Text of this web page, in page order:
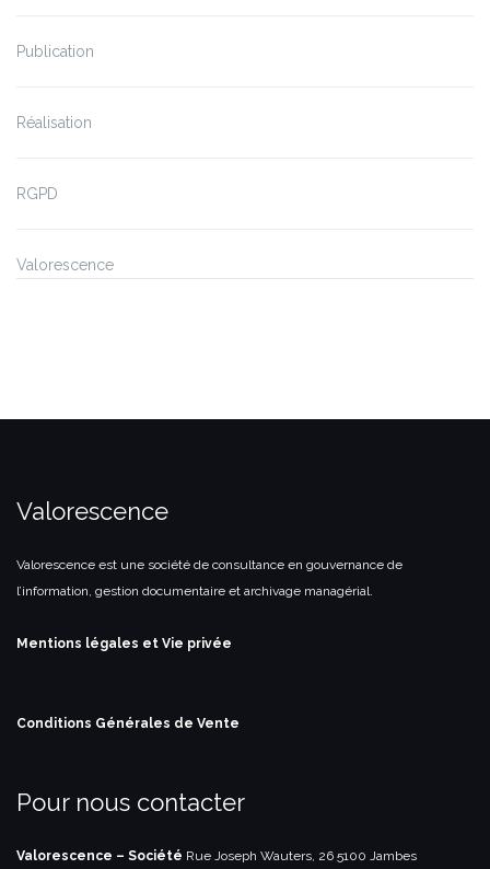
Publication
Réalisation
RGPD
Valorescence
Valorescence
Valorescence est une société de consultance en gouvernance de
l’information, gestion documentaire et archivage managérial.
Mentions légales et Vie privée
Conditions Générales de Vente
Pour nous contacter
Valorescence – Société Rue Joseph Wauters, 26 5100 Jambes